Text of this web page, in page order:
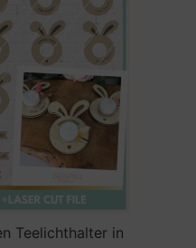
Teelichthalter in